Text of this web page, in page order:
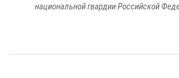
национальной гвардии Российской